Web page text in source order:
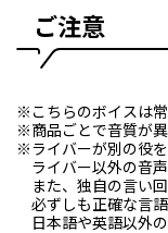
ご注意
※こちらのボイスは常
※商品ごとで音質が異
※ライバーが別の役を
ライバー以外の音声
また、独自の言い回
必ずしも正確な言語
日本語や英語以外の